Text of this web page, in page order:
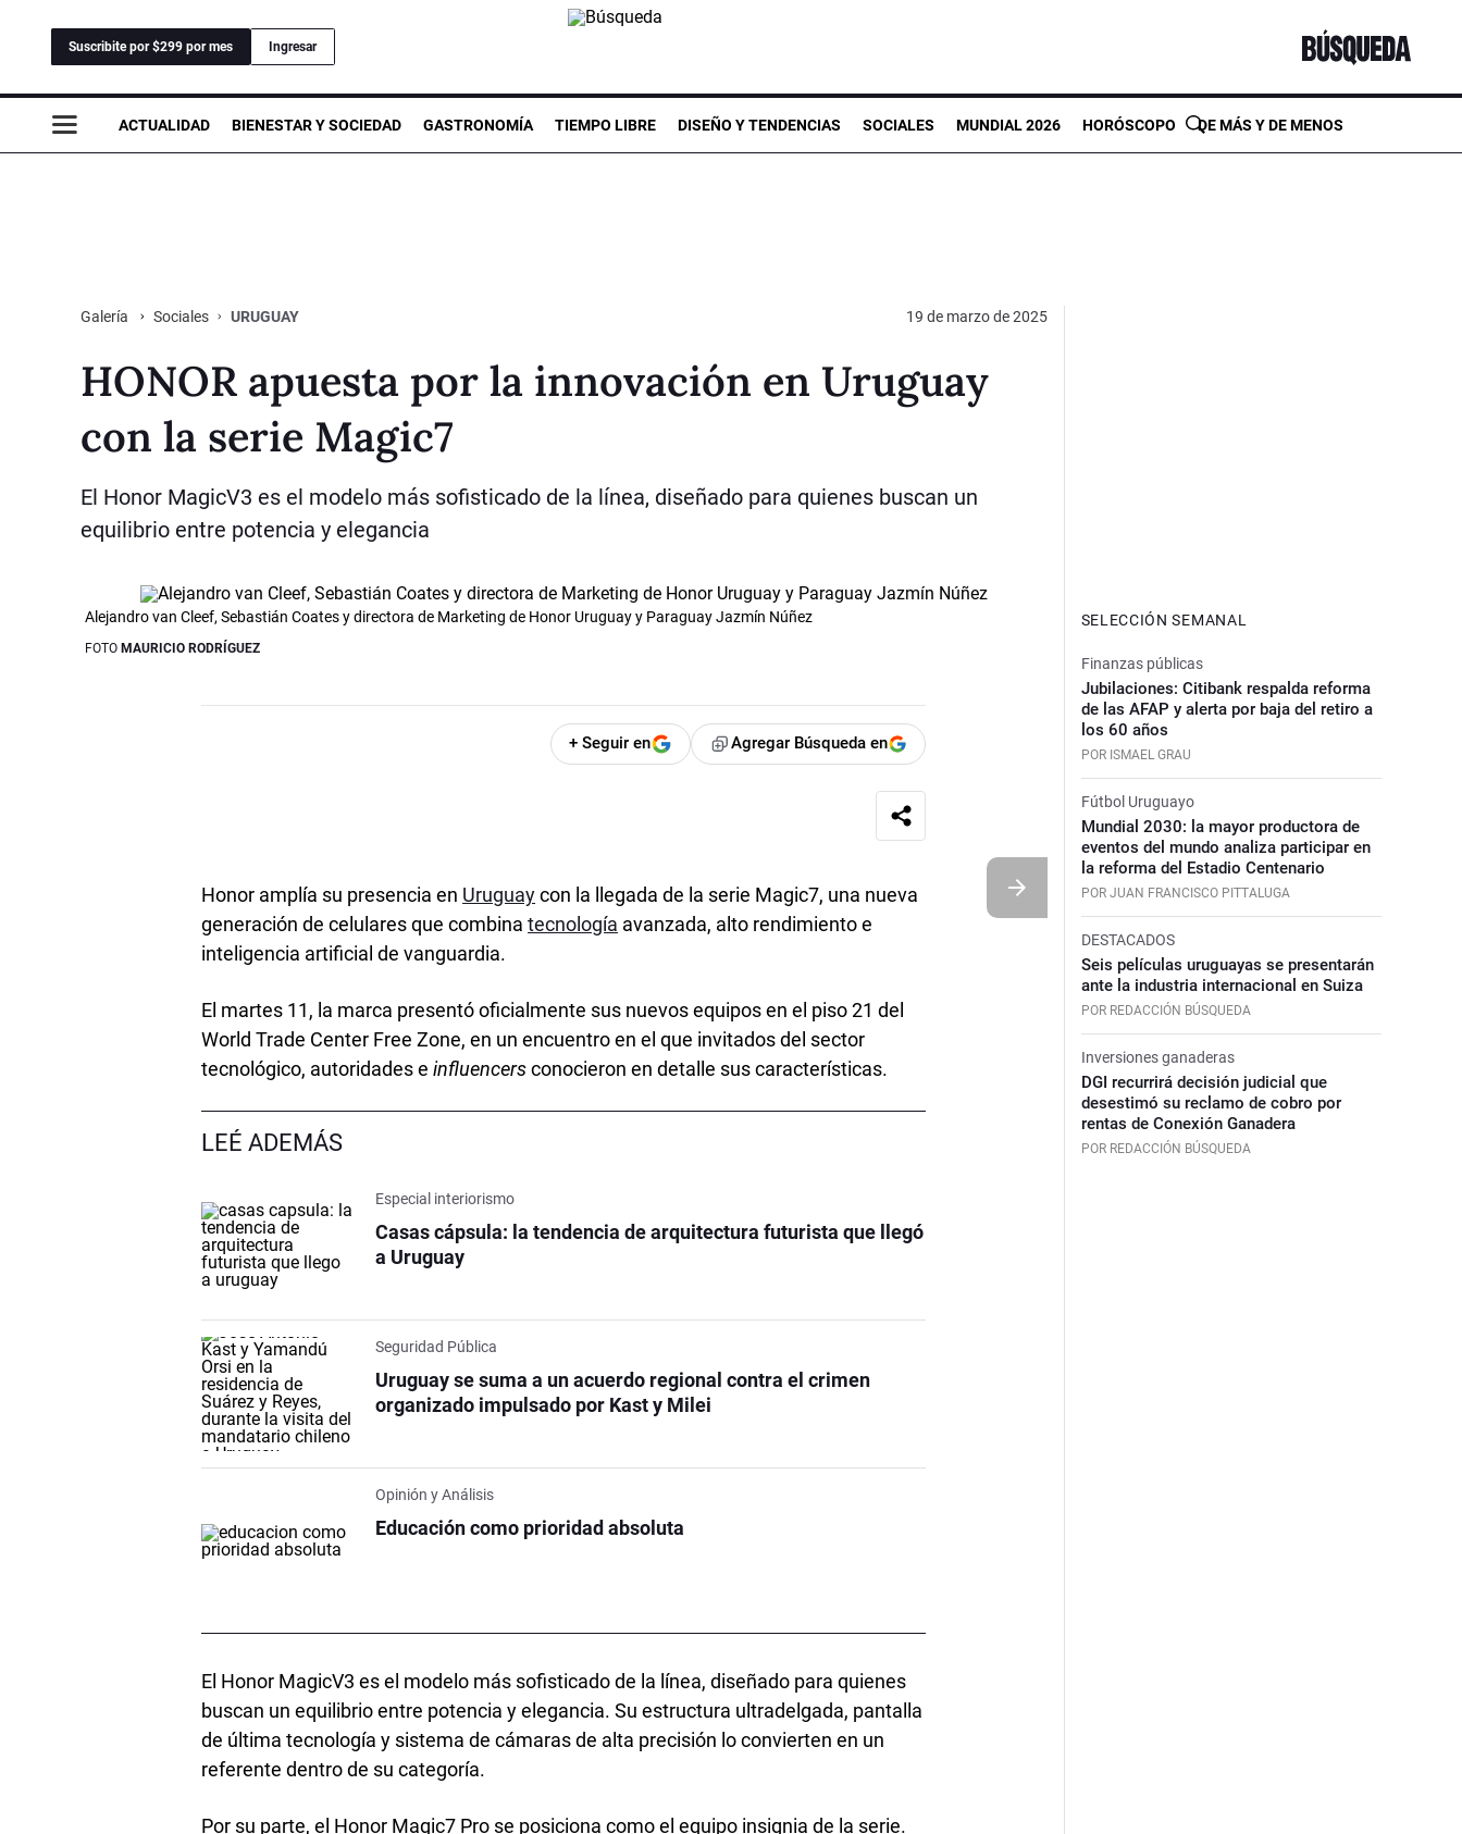
Suscribite por $299 por mes Ingresar
ACTUALIDAD BIENESTAR Y SOCIEDAD GASTRONOMÍA TIEMPO LIBRE DISEÑO Y TENDENCIAS SOCIALES MUNDIAL 2026 HORÓSCOPO DE MÁS Y DE MENOS
Galería Sociales URUGUAY 19 de marzo de 2025
HONOR apuesta por la innovación en Uruguay
con la serie Magic7
El Honor MagicV3 es el modelo más sofisticado de la línea, diseñado para quienes buscan un
equilibrio entre potencia y elegancia
Alejandro van Cleef, Sebastián Coates y directora de Marketing de Honor Uruguay y Paraguay Jazmín Núñez
FOTO MAURICIO RODRÍGUEZ
+ Seguir en Agregar Búsqueda en
Honor amplía su presencia en Uruguaycon la llegada de la serie Magic7, una nueva
generación de celulares que combinatecnología avanzada, alto rendimiento e
inteligencia artificial de vanguardia.
El martes 11, la marca presentó oficialmente sus nuevos equipos en el piso 21 del
World Trade Center Free Zone, en un encuentro en el que invitados del sector
tecnológico, autoridades einfluencersconocieron en detalle sus características.
LEÉ ADEMÁS
Especial interiorismo
Casas cápsula: la tendencia de arquitectura futurista que llegó
a Uruguay
Seguridad Pública
Uruguay se suma a un acuerdo regional contra el crimen
organizado impulsado por Kast y Milei
Opinión y Análisis
Educación como prioridad absoluta
El Honor MagicV3 es el modelo más sofisticado de la línea, diseñado para quienes
buscan un equilibrio entre potencia y elegancia. Su estructura ultradelgada, pantalla
de última tecnología y sistema de cámaras de alta precisión lo convierten en un
referente dentro de su categoría.
Por su parte, el Honor Magic7 Pro se posiciona como el equipo insignia de la serie.
SELECCIÓN SEMANAL
Finanzas públicas
Jubilaciones: Citibank respalda reforma
de las AFAP y alerta por baja del retiro a
los 60 años
POR ISMAEL GRAU
Fútbol Uruguayo
Mundial 2030: la mayor productora de
eventos del mundo analiza participar en
la reforma del Estadio Centenario
POR JUAN FRANCISCO PITTALUGA
DESTACADOS
Seis películas uruguayas se presentarán
ante la industria internacional en Suiza
POR REDACCIÓN BÚSQUEDA
Inversiones ganaderas
DGI recurrirá decisión judicial que
desestimó su reclamo de cobro por
rentas de Conexión Ganadera
POR REDACCIÓN BÚSQUEDA